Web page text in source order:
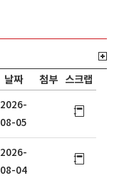
날짜 첨부 스크랩
2026-
08-05
2026-
08-04